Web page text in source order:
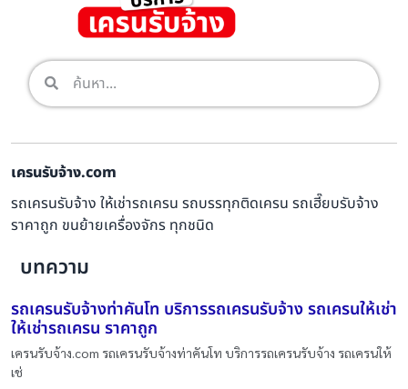
เครนรับจ้าง.com
รถเครนรับจ้าง ให้เช่ารถเครน รถบรรทุกติดเครน รถเฮี๊ยบรับจ้าง
ราคาถูก ขนย้ายเครื่องจักร ทุกชนิด
บทความ
รถเครนรับจ้างท่าคันโท บริการรถเครนรับจ้าง รถเครนให้เช่า
ให้เช่ารถเครน ราคาถูก
เครนรับจ้าง.com รถเครนรับจ้างท่าคันโท บริการรถเครนรับจ้าง รถเครนให้
เช่